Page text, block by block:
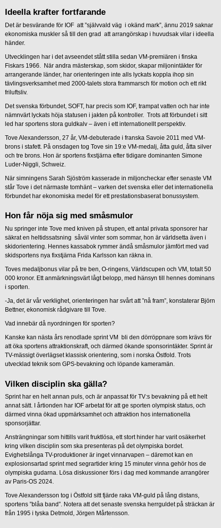
Ideella krafter fortfarande
Det är besvärande för IOF att ”självvald väg i okänd mark”, ännu 2019 saknar
ekonomiska muskler så till den grad att arrangörskap i huvudsak vilar i ideella
händer.
Utvecklingen har i det avseendet stått stilla sedan VM-premiären i finska
Fiskars 1966. När andra mästerskap, som skidor, skapar miljonintäkter för
arrangerande länder, har orienteringen inte alls lyckats koppla ihop sin
tävlingsverksamhet med 2000-talets stora frammarsch för motion och ett rikt
friluftsliv.
Det svenska förbundet, SOFT, har precis som IOF, trampat vatten och har inte
nämnvärt lyckats höja statusen i jakten på kontroller. Trots att förbundet i sitt
led har sportens stora guldkalv – även i ett internationellt perspektiv.
Tove Alexandersson, 27 år, VM-debuterade i franska Savoie 2011 med VM-
brons i stafett. På onsdagen tog Tove sin 19:e VM-medalj, åtta guld, åtta silver
och tre brons. Hon är sportens fixstjärna efter tidigare dominanten Simone
Luder-Niggli, Schweiz.
När simningens Sarah Sjöström kasserade in miljoncheckar efter senaste VM
står Tove i det närmaste tomhänt – varken det svenska eller det internationella
förbundet har ekonomiska medel för ett prestationsbaserat bonussystem.
Hon får nöja sig med småsmulor
Nu springer inte Tove med kniven på strupen, ett antal privata sponsorer har
säkrat en heltidssatsning såväl vinter som sommar, hon är världsetta även i
skidorientering. Hennes kassabok rymmer ändå småsmulor jämfört med vad
skidsportens nya fixstjärna Frida Karlsson kan räkna in.
Toves medaljbonus vilar på tre ben, O-ringens, Världscupen och VM, totalt 50
000 kronor. Ett anmärkningsvärt lågt belopp, med hänsyn till hennes dominans
i sporten.
-Ja, det är vår verklighet, orienteringen har svårt att ”nå fram”, konstaterar Björn
Bettner, ekonomisk rådgivare till Tove.
Vad innebär då nyordningen för sporten?
Kanske kan nästa års renodlade sprint VM bli den dörröppnare som krävs för
att öka sportens attraktionskraft, och därmed ökande sponsorintäkter. Sprint är
TV-mässigt överlägset klassisk orientering, som i norska Östfold. Trots
utvecklad teknik som GPS-bevakning och löpande kameramän.
Vilken disciplin ska gälla?
Sprint har en helt annan puls, och är anpassat för TV:s bevakning på ett helt
annat sätt. I årtionden har IOF arbetat för att ge sporten olympisk status, och
därmed vinna ökad uppmärksamhet och attraktion hos internationella
sponsorjättar.
Ansträngningar som hittills varit fruktlösa, ett stort hinder har varit osäkerhet
kring vilken disciplin som ska presenteras på det olympiska bordet.
Evighetslånga TV-produktioner är inget vinnarvapen – däremot kan en
explosionsartad sprint med segrartider kring 15 minuter vinna gehör hos de
olympiska gudarna. Lösa diskussioner förs i dag med kommande arrangörer
av Paris-OS 2024.
Tove Alexandersson tog i Östfold sitt fjärde raka VM-guld på lång distans,
sportens ”blåa band”. Notera att det senaste svenska herrguldet på sträckan är
från 1995 i tyska Detmold, Jörgen Mårtensson.